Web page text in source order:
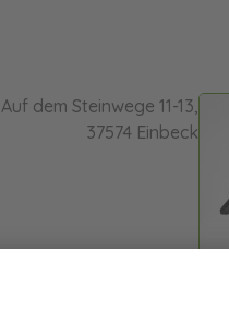
Auf dem Steinwege 11-13,
37574 Einbeck